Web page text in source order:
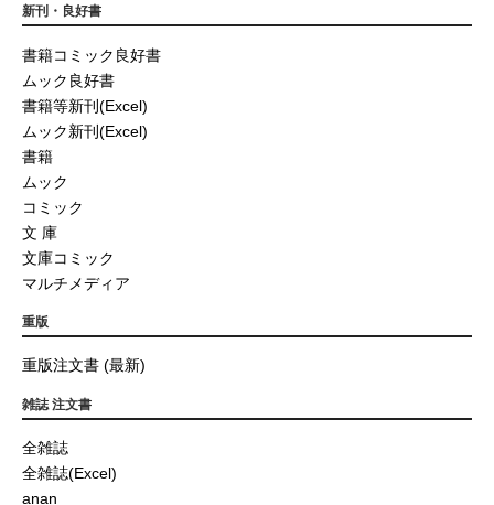
新刊・良好書
書籍コミック良好書
ムック良好書
書籍等新刊(Excel)
ムック新刊(Excel)
書籍
ムック
コミック
文 庫
文庫コミック
マルチメディア
重版
重版注文書 (最新)
雑誌 注文書
全雑誌
全雑誌(Excel)
anan